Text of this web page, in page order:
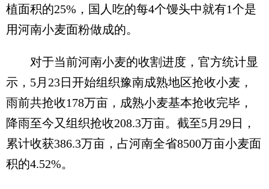
植面积的25%，国人吃的每4个馒头中就有1个是
用河南小麦面粉做成的。
对于当前河南小麦的收割进度，官方统计显
示，5月23日开始组织豫南成熟地区抢收小麦，
雨前共抢收178万亩，成熟小麦基本抢收完毕，
降雨至今又组织抢收208.3万亩。截至5月29日，
累计收获386.3万亩，占河南全省8500万亩小麦面
积的4.52%。